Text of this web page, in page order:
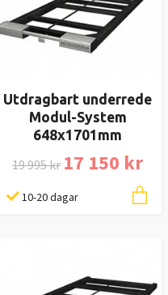
Utdragbart underrede
Modul-System
648x1701mm
19 995 kr 17 150 kr
10-20 dagar